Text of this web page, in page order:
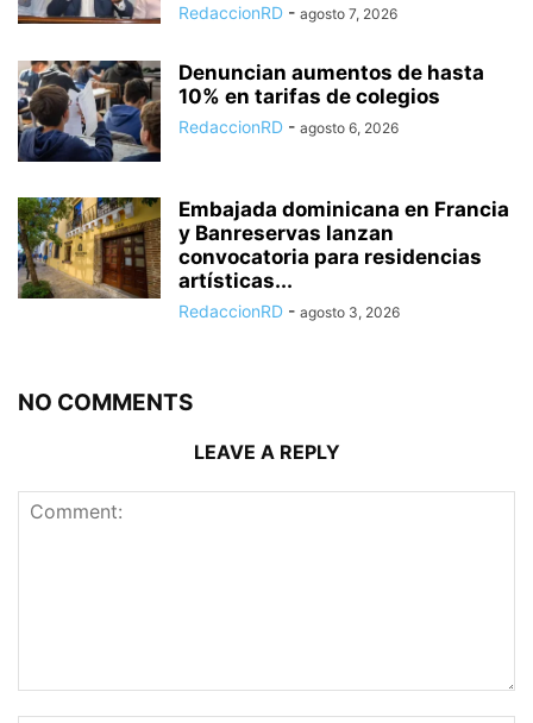
RedaccionRD - agosto 7, 2026
Denuncian aumentos de hasta
10% en tarifas de colegios
RedaccionRD - agosto 6, 2026
Embajada dominicana en Francia
y Banreservas lanzan
convocatoria para residencias
artísticas...
RedaccionRD - agosto 3, 2026
NO COMMENTS
LEAVE A REPLY